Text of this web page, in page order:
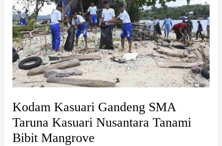
Kodam Kasuari Gandeng SMA
Taruna Kasuari Nusantara Tanami
Bibit Mangrove
Taruna
Kasuari
Nusantara
Tanami
Bibit
Mangrove